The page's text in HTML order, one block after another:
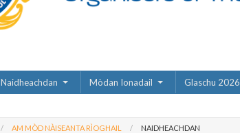
Naidheachdan Mòdan Ionadail Glaschu 2026
AM MÒD NÀISEANTA RÌOGHAIL NAIDHEACHDAN